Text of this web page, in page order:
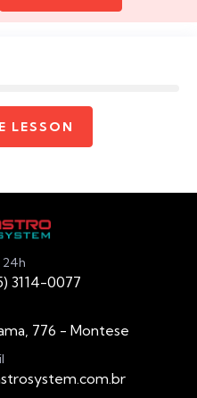
LESSON
3114-0077
776 - Montese